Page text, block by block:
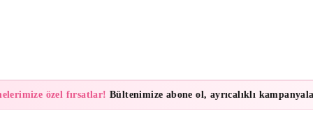
özel fırsatlar!Bültenimize abone ol, ayrıcalıklı kampanyalar